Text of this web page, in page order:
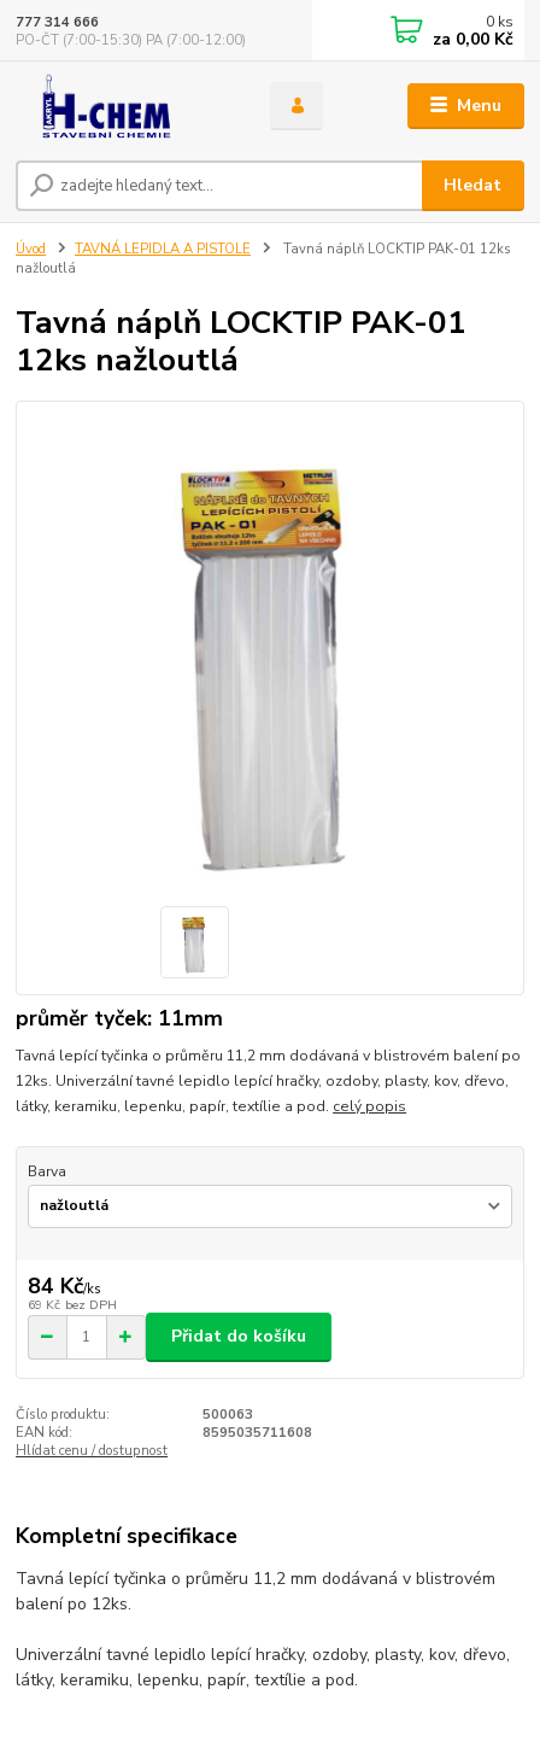
Menu
Hledat
777 314 666
PO-ČT (7:00-15:30) PA (7:00-12:00)
0 ks
za 0,00 Kč
Úvod TAVNÁ LEPIDLA A PISTOLE
Tavná náplň LOCKTIP PAK-01 12ks
nažloutlá
Tavná náplň LOCKTIP PAK-01
12ks nažloutlá
průměr tyček: 11mm
Tavná lepící tyčinka o průměru 11,2 mm dodávaná v blistrovém balení po
12ks. Univerzální tavné lepidlo lepící hračky, ozdoby, plasty, kov, dřevo,
látky, keramiku, lepenku, papír, textílie a pod. celý popis
Barva
84 Kč/ks
69 Kč bez DPH
Přidat do košíku
Číslo produktu:
500063
EAN kód:
8595035711608
Hlídat cenu / dostupnost
Kompletní specifikace
Tavná lepící tyčinka o průměru 11,2 mm dodávaná v blistrovém
balení po 12ks.
Univerzální tavné lepidlo lepící hračky, ozdoby, plasty, kov, dřevo,
látky, keramiku, lepenku, papír, textílie a pod.